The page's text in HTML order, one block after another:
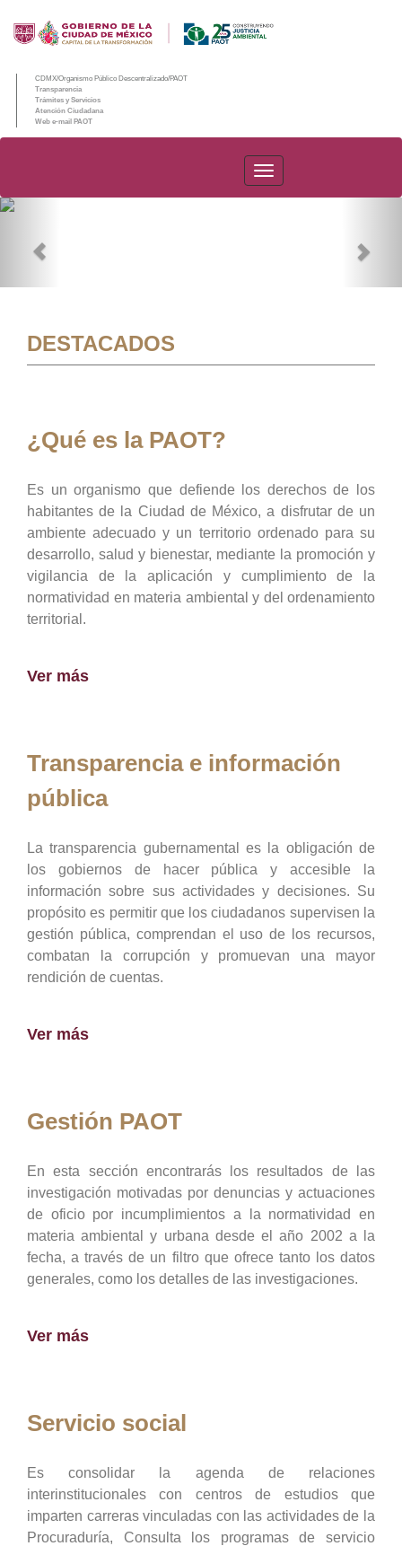
CDMX/Organismo Público Descentralizado/PAOT
Transparencia
Trámites y Servicios
Atención Ciudadana
Web e-mail PAOT
PAOT
DESTACADOS
¿Qué es la PAOT?
Es un organismo que defiende los derechos de los
habitantes de la Ciudad de México, a disfrutar de un
ambiente adecuado y un territorio ordenado para su
desarrollo, salud y bienestar, mediante la promoción y
vigilancia de la aplicación y cumplimiento de la
normatividad en materia ambiental y del ordenamiento
territorial.
Ver más
Transparencia e información
pública
La transparencia gubernamental es la obligación de
los gobiernos de hacer pública y accesible la
información sobre sus actividades y decisiones. Su
propósito es permitir que los ciudadanos supervisen la
gestión pública, comprendan el uso de los recursos,
combatan la corrupción y promuevan una mayor
rendición de cuentas.
Ver más
Gestión PAOT
En esta sección encontrarás los resultados de las
investigación motivadas por denuncias y actuaciones
de oficio por incumplimientos a la normatividad en
materia ambiental y urbana desde el año 2002 a la
fecha, a través de un filtro que ofrece tanto los datos
generales, como los detalles de las investigaciones.
Ver más
Servicio social
Es consolidar la agenda de relaciones
interinstitucionales con centros de estudios que
imparten carreras vinculadas con las actividades de la
Procuraduría, Consulta los programas de servicio